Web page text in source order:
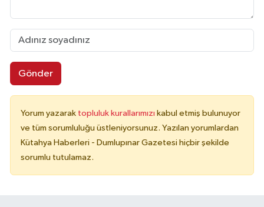
Gönder
Yorum yazarak topluluk kurallarımızı kabul etmiş bulunuyor
ve tüm sorumluluğu üstleniyorsunuz. Yazılan yorumlardan
Kütahya Haberleri - Dumlupınar Gazetesi hiçbir şekilde
sorumlu tutulamaz.